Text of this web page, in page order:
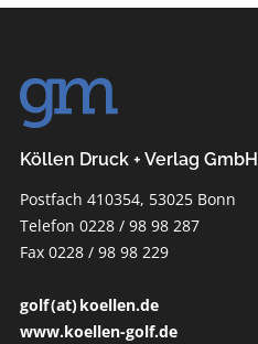
Köllen Druck + Verlag GmbH
Postfach 410354, 53025 Bonn
Telefon 0228 / 98 98 287
Fax 0228 / 98 98 229
golf (at) koellen.de
www.koellen-golf.de